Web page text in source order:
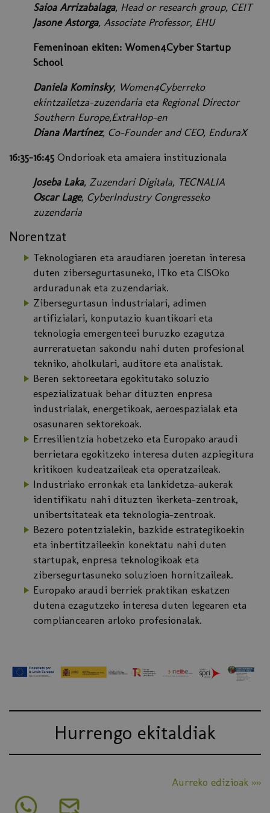
Saioa Arrizabalaga, Head or research group, CEIT
Jasone Astorga, Associate Professor, EHU
Femeninoan ekiten: Women4Cyber Startup
School
Daniela Kominsky, Women4Cyberreko
ekintzailetza-zuzendaria eta Regional Director
Southern Europe,ExtraHop-en
Diana Martínez, Co-Founder and CEO, EnduraX
16:35-16:45 Ondorioak eta amaiera instituzionala
Joseba Laka, Zuzendari Digitala, TECNALIA
Oscar Lage, CyberIndustry Congresseko
zuzendaria
Norentzat
Teknologiaren eta araudiaren joeretan interesa
duten zibersegurtasuneko, ITko eta CISOko
arduradunak eta zuzendariak.
Zibersegurtasun industrialari, adimen
artifizialari, konputazio kuantikoari eta
teknologia emergenteei buruzko ezagutza
aurreratuetan sakondu nahi duten profesional
tekniko, aholkulari, auditore eta analistak.
Beren sektoreetara egokitutako soluzio
espezializatuak behar dituzten enpresa
industrialak, energetikoak, aeroespazialak eta
osasunaren sektorekoak.
Erresilientzia hobetzeko eta Europako araudi
berrietara egokitzeko interesa duten azpiegitura
kritikoen kudeatzaileak eta operatzaileak.
Industriako erronkak eta lankidetza-aukerak
identifikatu nahi dituzten ikerketa-zentroak,
unibertsitateak eta teknologia-zentroak.
Bezero potentzialekin, bazkide estrategikoekin
eta inbertitzaileekin konektatu nahi duten
startupak, enpresa teknologikoak eta
zibersegurtasuneko soluzioen hornitzaileak.
Europako araudi berriek praktikan eskatzen
dutena ezagutzeko interesa duten legearen eta
compliancearen arloko profesionalak.
Hurrengo ekitaldiak
Aurreko edizioak »»